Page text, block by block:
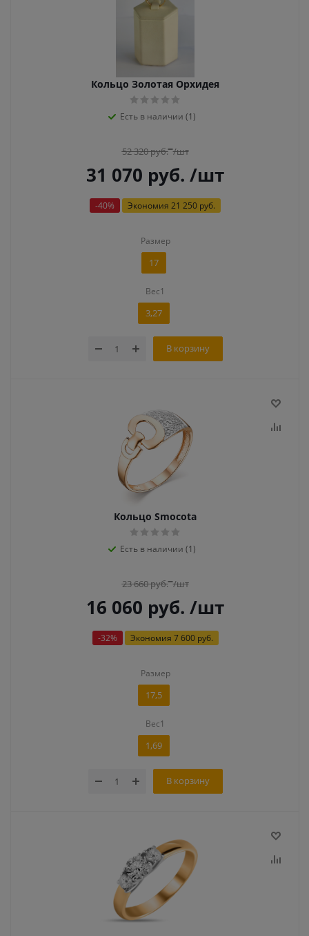
Кольцо Золотая Орхидея
Есть в наличии (1)
52 320руб. /шт
31 070 руб. /шт
-40% Экономия 21 250 руб.
Размер
17
Вес1
3,27
В корзину
Кольцо Smocota
Есть в наличии (1)
23 660руб. /шт
16 060 руб. /шт
-32% Экономия 7 600 руб.
Размер
17,5
Вес1
1,69
В корзину